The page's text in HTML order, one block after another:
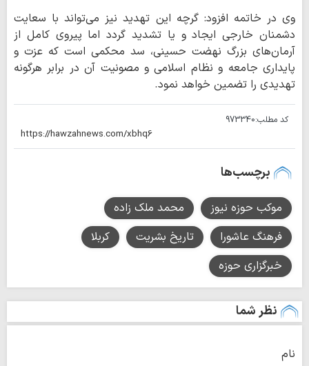
وی در خاتمه افزود: گرچه این تهدید نیز می‌تواند با سعایت
دشمنان خارجی ایجاد و یا تشدید گردد اما پیروی کامل از
آرمان‌های بزرگ نهضت حسینی، سد محکمی است که عزت و
پایداری جامعه و نظام اسلامی و مصونیت آن در برابر هرگونه
تهدیدی را تضمین خواهد نمود.
کد مطلب:973340
برچسب‌ها
موکب حوزه نیوز
محمد ملک زاده
فرهنگ عاشورا
تاریخ بشریت
کربلا
خبرگزاری حوزه
نظر شما
نام